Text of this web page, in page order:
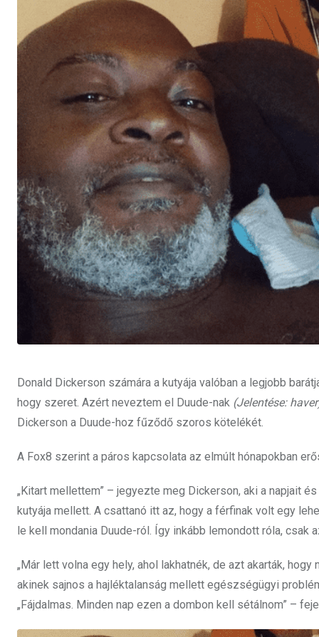
Donald Dickerson számára a kutyája valóban a legjobb
hogy szeret. Azért neveztem el Duude-nak (Jelentése:
Dickerson a Duude-hoz fűződő szoros kötelékét.
A Fox8 szerint a páros kapcsolata az elmúlt hónapokban
„Kitart mellettem” – jegyezte meg Dickerson, aki a napjait
kutyája mellett. A csattanó itt az, hogy a férfinak volt egy
le kell mondania Duude-ról. Így inkább lemondott róla, csak
„Már lett volna egy hely, ahol lakhatnék, de azt akarták,
akinek sajnos a hajléktalanság mellett egészségügyi
„Fájdalmas. Minden nap ezen a dombon kell sétálnom” –